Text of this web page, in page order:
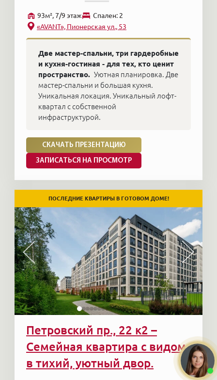
93м², 7/9 этаж
Cпален: 2
«AVANT», Пионерская ул., 53
Две мастер-спальни, три гардеробные
и кухня-гостиная - для тех, кто ценит
пространство. Уютная планировка. Две
мастер-спальни и большая кухня.
Уникальная локация. Уникальный лофт-
квартал с собственной
инфраструктурой.
СКАЧАТЬ ПРЕЗЕНТАЦИЮ
ЗАПИСАТЬСЯ НА ПРОСМОТР
ПОСЛЕДНИЕ КВАРТИРЫ В ГОТОВОМ ДОМЕ!
Петровский пр., 22 к2 –
Семейная квартира с видом
в тихий, уютный двор.